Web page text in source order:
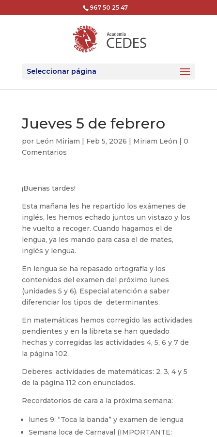
967 50 25 47
Seleccionar página
Jueves 5 de febrero
por León Miriam | Feb 5, 2026 | Miriam León | 0
Comentarios
¡Buenas tardes!
Esta mañana les he repartido los exámenes de
inglés, les hemos echado juntos un vistazo y los
he vuelto a recoger. Cuando hagamos el de
lengua, ya les mando para casa el de mates,
inglés y lengua.
En lengua se ha repasado ortografía y los
contenidos del examen del próximo lunes
(unidades 5 y 6). Especial atención a saber
diferenciar los tipos de determinantes.
En matemáticas hemos corregido las actividades
pendientes y en la libreta se han quedado
hechas y corregidas las actividades 4, 5, 6 y 7 de
la página 102.
Deberes: actividades de matemáticas: 2, 3, 4 y 5
de la página 112 con enunciados.
Recordatorios de cara a la próxima semana:
lunes 9: “Toca la banda” y examen de lengua
Semana loca de Carnaval (IMPORTANTE: